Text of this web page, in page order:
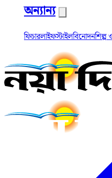
অন্যান্য
ফিচারলাইফস্টাইলবিনোদনশিল্প